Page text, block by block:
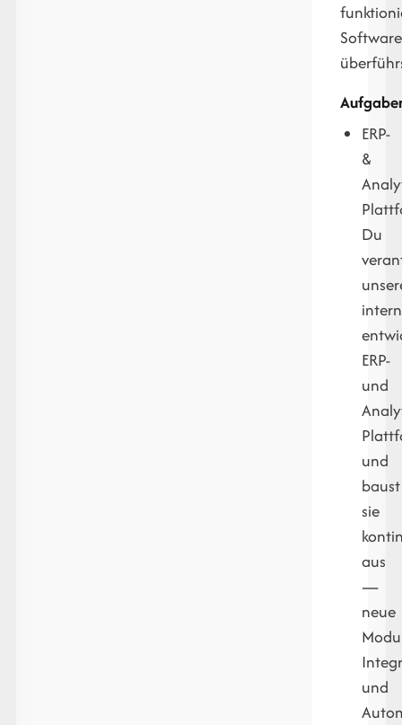
Software
ERP-
&
Du
intern
ERP-
und
und
baust
sie
aus
—
neue
und